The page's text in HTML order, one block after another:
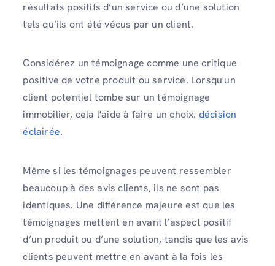
résultats positifs d’un service ou d’une solution
tels qu’ils ont été vécus par un client.
Considérez un témoignage comme une critique
positive de votre produit ou service. Lorsqu'un
client potentiel tombe sur un témoignage
immobilier, cela l'aide à faire un choix. décision
éclairée.
Même si les témoignages peuvent ressembler
beaucoup à des avis clients, ils ne sont pas
identiques. Une différence majeure est que les
témoignages mettent en avant l’aspect positif
d’un produit ou d’une solution, tandis que les avis
clients peuvent mettre en avant à la fois les